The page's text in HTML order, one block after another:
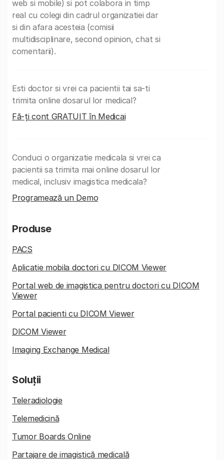
web si mobile) si pot colabora in timp
real cu colegi din cadrul organizatiei dar
si din afara acesteia (comisii
multidisciplinare, second opinion, chat si
comentarii).
Esti doctor si vrei ca pacientii tai sa-ti
trimita online dosarul lor medical?
Fă-ți cont GRATUIT în Medicai
Conduci o organizatie medicala si vrei ca
pacientii sa trimita mai online dosarul lor
medical, inclusiv imagistica medicala?
Programează un Demo
Produse
PACS
Aplicatie mobila doctori cu DICOM Viewer
Portal web de imagistica pentru doctori cu DICOM
Viewer
Portal pacienti cu DICOM Viewer
DICOM Viewer
Imaging Exchange Medical
Soluții
Teleradiologie
Telemedicină
Tumor Boards Online
Partajare de imagistică medicală